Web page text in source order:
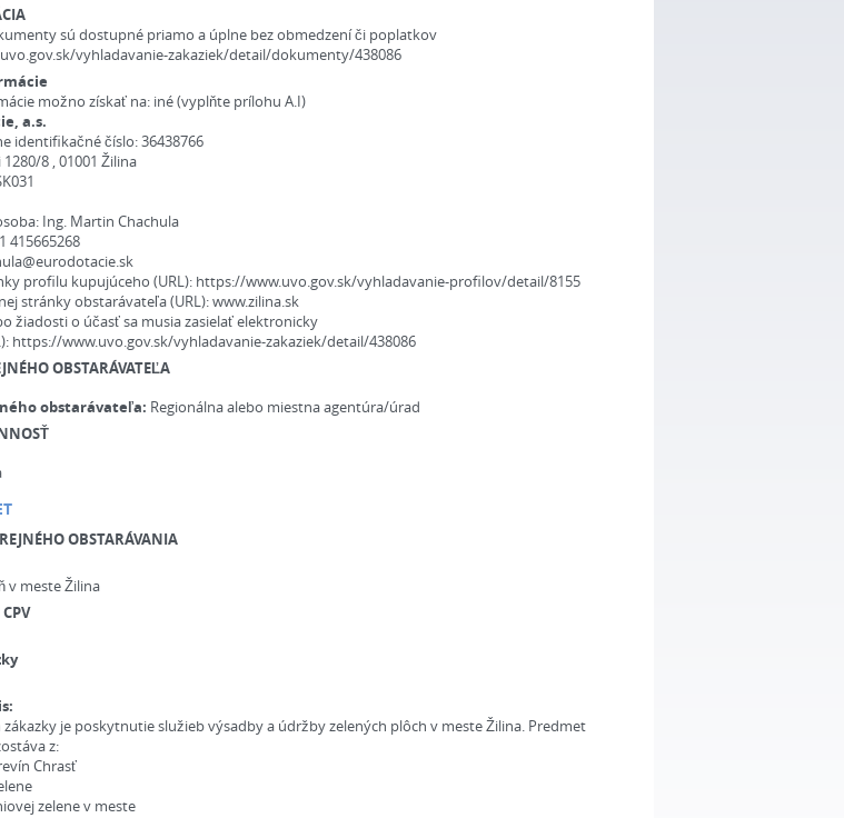
sú dostupné priamo a úplne bez obmedzení či poplatkov
vyhladavanie-zakaziek/detail/dokumenty/438086
možno získať na: iné (vyplňte prílohu A.I)
a.s.
identifikačné číslo:36438766
8 , 01001 Žilina
Ing. Martin Chachula
415665268
profilu kupujúceho (URL): https://www.uvo.gov.sk/vyhladavanie-profilov/detail/8155
stránky obstarávateľa (URL):www.zilina.sk
žiadosti o účasť sa musia zasielať elektronicky
https://www.uvo.gov.sk/vyhladavanie-zakaziek/detail/438086
OBSTARÁVATEĽA
obstarávateľa: Regionálna alebo miestna agentúra/úrad
OBSTARÁVANIA
v meste Žilina
je poskytnutie služieb výsadby a údržby zelených plôch v meste Žilina. Predmet
z:
Chrasť
zelene v meste